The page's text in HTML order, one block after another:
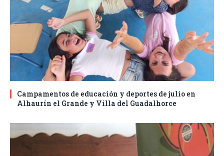
Campamentos de educación y deportes de julio en
Alhaurín el Grande y Villa del Guadalhorce